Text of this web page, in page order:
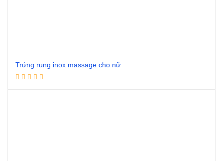
Trứng rung inox massage cho nữ